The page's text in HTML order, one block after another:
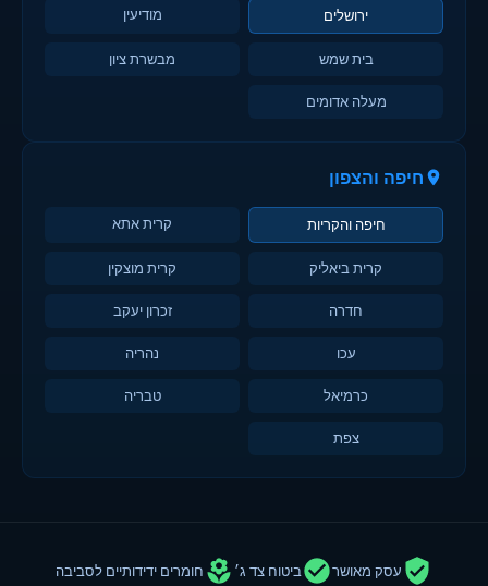
ירושלים מודיעין
בית שמש מבשרת ציון
מעלה אדומים
חיפה והצפון
חיפה והקריות קרית אתא
קרית ביאליק קרית מוצקין
חדרה זכרון יעקב
עכו נהריה
כרמיאל טבריה
צפת
עסק מאושר ביטוח צד ג׳ חומרים ידידותיים לסביבה